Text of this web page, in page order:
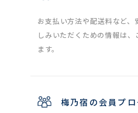
お支払い方法や配送料など
しみいただくための情報は
ます。
梅乃宿の会員プロ